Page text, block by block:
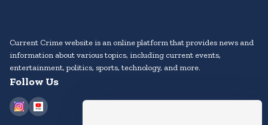
Current Crime website is an online platform that provides news and
information about various topics, including current events,
entertainment, politics, sports, technology, and more.
Follow Us